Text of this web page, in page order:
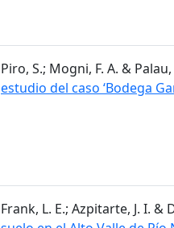
Piro, S.; Mogni, F. A. &
estudio del caso ‘Bodega
Frank, L. E.; Azpitarte, J. I. &